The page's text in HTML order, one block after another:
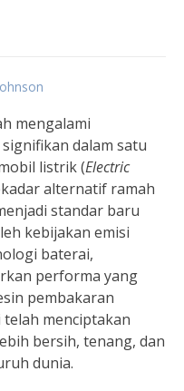
mengalami
dalam satu
listrik (Electric
alternatif ramah
standar baru
kebijakan emisi
baterai,
performa yang
pembakaran
menciptakan
bersih, tenang, dan
dunia.